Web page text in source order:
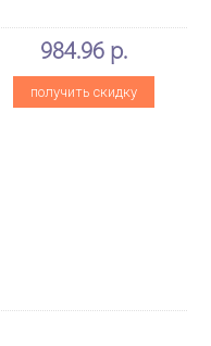
984.96 р.
получить скидку